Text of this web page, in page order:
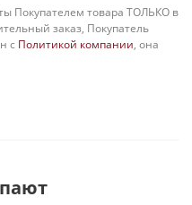
Покупателем товара ТОЛЬКО в
заказ, Покупатель
с Политикой компании, она